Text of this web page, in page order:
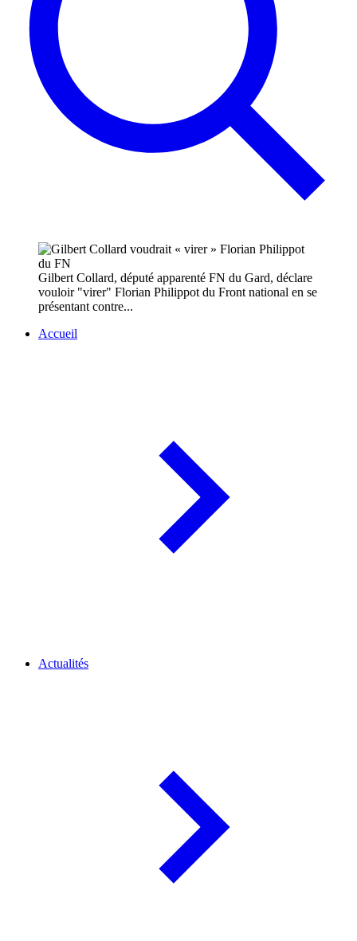
Gilbert Collard, député apparenté FN du Gard, déclare
vouloir "virer" Florian Philippot du Front national en se
présentant contre...
Accueil
Actualités